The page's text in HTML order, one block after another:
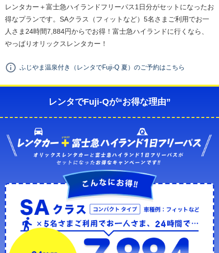
レンタカー＋富士急ハイランドフリーパス1日分がセットになったお
得なプランです。SAクラス（フィットなど）5名さまご利用でお一
人さま24時間7,884円からでお得！富士急ハイランドに行くなら、
やっぱりオリックスレンタカー！
ふじやま温泉付き（レンタでFuji-Q 夏）のご予約はこちら
レンタでFuji-Qが“お得な理由”